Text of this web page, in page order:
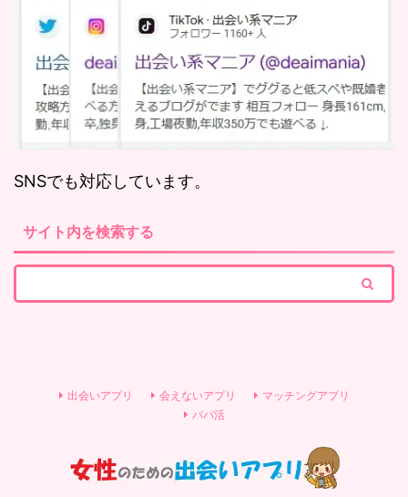
SNSでも対応しています。
サイト内を検索する
出会いアプリ 会えないアプリ
マッチングアプリ
パパ活